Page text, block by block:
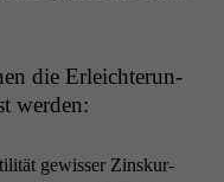
die Erle­ichterun­
werden:
gewiss­er Zin­skur­